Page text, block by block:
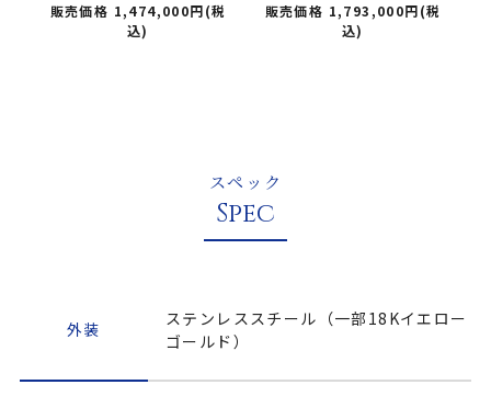
販売価格 1,474,000円(税
込)
販売価格 1,793,000円(税
込)
スペック
Spec
外装
ステンレススチール（一部18Kイエロー
ゴールド）